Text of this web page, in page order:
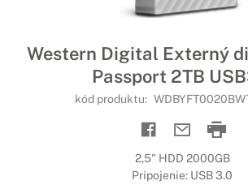
Western Digital Externý
Passport 2TB
kód produktu:
2,5" HDD 2000GB
Pripojenie: USB 3.0